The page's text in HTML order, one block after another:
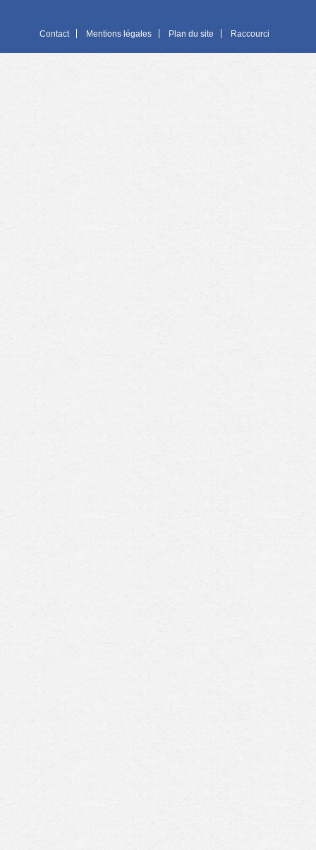
Contact Mentions légales Plan du site Raccourci